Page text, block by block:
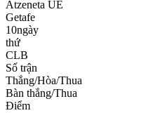
Atzeneta UE
Getafe
10ngày
thứ
CLB
Số trận
Thắng/Hòa/Thua
Bàn thắng/Thua
Điểm